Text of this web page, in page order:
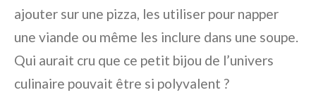
ajouter sur une pizza, les utiliser pour napper
une viande ou même les inclure dans une soupe.
Qui aurait cru que ce petit bijou de l’univers
culinaire pouvait être si polyvalent ?